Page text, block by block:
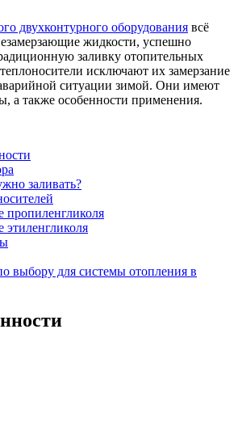
двухконтурного оборудования всё
жидкости, успешно
заливку отопительных
исключают их замерзание
ситуации зимой. Они имеют
а также особенности применения.
заливать?
пропиленгликоля
этиленгликоля
выбору для системы отопления в